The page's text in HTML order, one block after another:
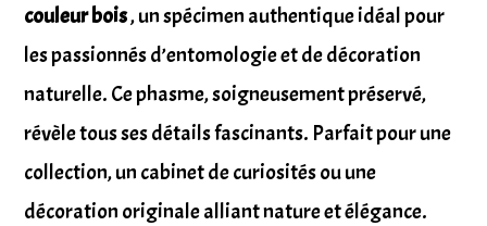
couleur bois, un spécimen authentique idéal pour
les passionnés d’entomologie et de décoration
naturelle. Ce phasme, soigneusement préservé,
révèle tous ses détails fascinants. Parfait pour une
collection, un cabinet de curiosités ou une
décoration originale alliant nature et élégance.